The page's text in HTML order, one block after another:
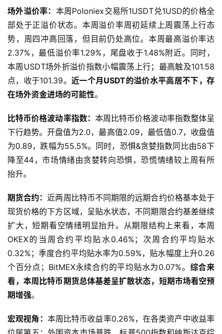
亿美元，较上周上升0.9%。
场外溢价率：本周Poloniex交易所1USDT兑1USD的价格全
部处于正溢价状态。本周溢价率周初延续上周震荡上行态
势，周四冲高回落，但目前仍处高位。本周最高溢价率达
2.37%，最低溢价率1.29%，尾盘收于1.48%附近。同时，
本周USDT场外折溢价指数小幅震荡上行；最高触及101.58
在场外资金进场的可能性 。
比特币价格波动率指数：
本周比特币价格波动率指数整体呈
下行趋势。开盘值为2.0，最高值2.09，最低值0.7，收盘值
为0.89，跌幅为55.5%。同时，恐惧&贪婪指数同比由58下
抬升。
期货合约：近两周比特币不同期限的远期合约价格基本处于
现货价格的下方区域，呈贴水状态，不同期限合约基差继续
扩大，短期看空情绪明显抬升。从期限结构上来看，本周
OKEX的当周合约平均贴水0.46%；次周合约平均贴水
0.32%；季度合约平均贴水率为0.59%，贴水幅度上升0.26
个百分点；BitMEX永续合约的平均贴水为0.07%。
期增强。